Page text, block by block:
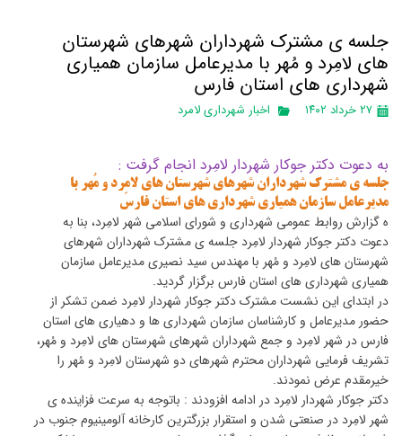
جلسه ی مشترک شهرداران شهرهای شهرستان
های لامِرد و مُهر با مدیرعامل سازمان همیاری
شهرداری های استان فارس
۲۷ خرداد ۱۴۰۲ اخبار شهرداری لامرد
به دعوت دکتر جوکار شهردار لامِرد انجام گرفت :
جلسه ی مشترک شهرداران شهرهای شهرستان های لامِرد و مُهر با
مدیرعامل سازمان همیاری شهرداری های استان فارس
ه گزارش روابط عمومی شهرداری و شورای اسلامی شهر لامِرد، بنا به
دعوت دکتر جوکار شهردار لامِرد جلسه ی مشترک شهرداران شهرهای
شهرستان های لامِرد و مُهر با مهندس سید نصیری مدیرعامل سازمان
همیاری شهرداری های استان فارس برگزار گردید.
در ابتدای این نشست مشترک دکتر جوکار شهردار لامِرد ضمن تشکر از
حضور مدیرعامل و کارشناسان سازمان شهرداری ها و دهیاری های استان
فارس در شهر لامِرد و جمع شهرداران شهرهای شهرستان های لامِرد و مُهر،
تشریف فرمایی شهرداران محترم شهرهای دو شهرستان لامِرد و مُهر را
خیرمقدم عرض نمودند.
دکتر جوکار شهردار لامِرد در ادامه افزودند : باتوجه به سرعت فزاینده ی
شهر لامِرد در صنعتی شدن و استقرار بزرگترین کارخانه آلومینیوم جنوب در